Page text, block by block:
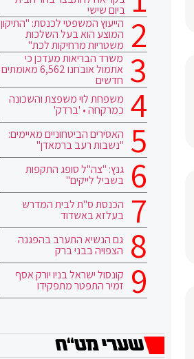
ביום שישי
הייעוץ המשפטי לכנסת: "התיקון
המוצע הוא בעל השלכות
משטריות מרחיקות לכת"
משרד הבריאות מעדכן כי
אתמול אובחנו 6,562 מאומתים
חדשים
משפחת לוי משפצת והשכונה
כמרקחה • 'ברדק'
האסירים הביטחוניים מאיימים:
"נשבות רעב ברמאדן"
גנץ: "צה"ל סופג התקפות
בשביל לייקים"
הכנסת ס"ת לבית המדרש
בעלזא באשדוד
גם הנשיא התערב בהפגנה
הצפויה בבני ברק
קונסול ישראל בניו יורק אסף
זמיר התפטר מתפקידו